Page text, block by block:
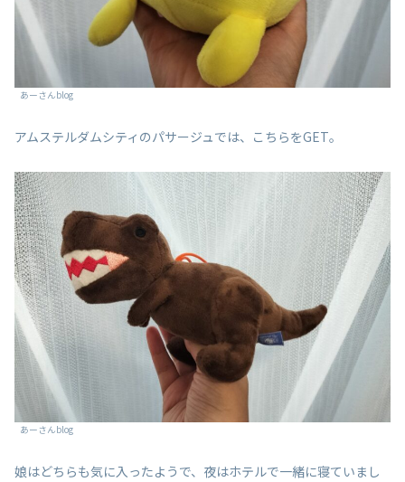
あーさんblog
アムステルダムシティのパサージュでは、こちらをGET。
あーさんblog
娘はどちらも気に入ったようで、夜はホテルで一緒に寝ていまし